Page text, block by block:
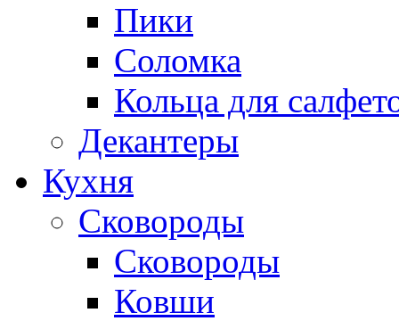
Пики
Соломка
Кольца для
Декантеры
Кухня
Сковороды
Сковороды
Ковши